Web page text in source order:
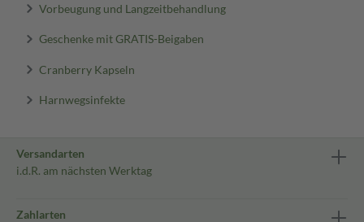
Vorbeugung und Langzeitbehandlung
Geschenke mit GRATIS-Beigaben
Cranberry Kapseln
Harnwegsinfekte
Versandarten
i.d.R. am nächsten Werktag
Zahlarten